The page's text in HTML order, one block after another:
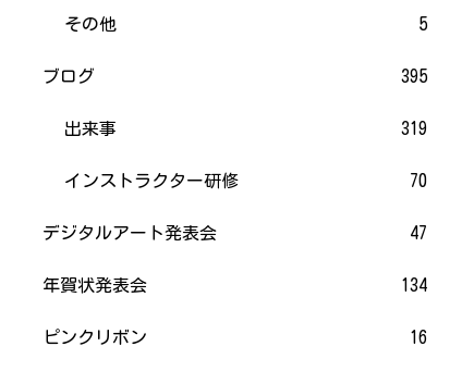
その他 5
ブログ 395
出来事 319
インストラクター研修 70
デジタルアート発表会 47
年賀状発表会 134
ピンクリボン 16